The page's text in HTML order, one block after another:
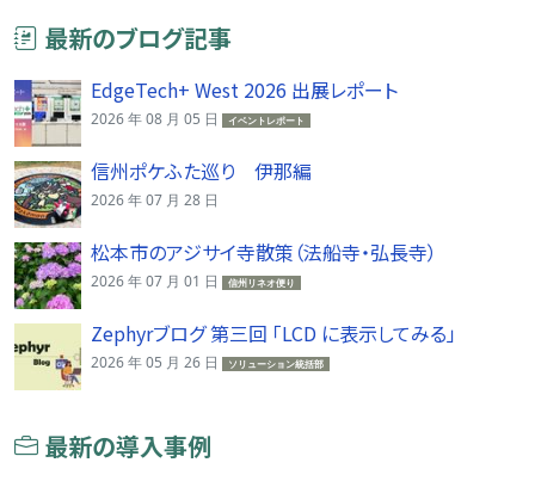
最新のブログ記事
EdgeTech+ West 2026 出展レポート
2026 年 08 月 05 日 イベントレポート
信州ポケふた巡り 伊那編
2026 年 07 月 28 日
松本市のアジサイ寺散策（法船寺・弘長寺）
2026 年 07 月 01 日 信州リネオ便り
Zephyrブログ 第三回 「LCD に表示してみる」
2026 年 05 月 26 日 ソリューション統括部
最新の導入事例